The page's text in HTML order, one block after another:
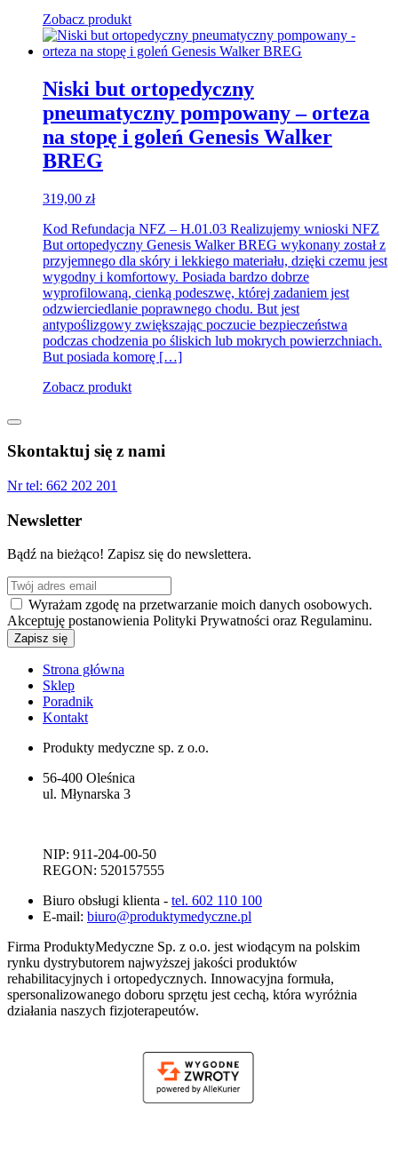
Zobacz produkt
Niski but ortopedyczny
pneumatyczny pompowany – orteza
na stopę i goleń Genesis Walker
BREG
319,00 zł
Kod Refundacja NFZ – H.01.03 Realizujemy wnioski NFZ
But ortopedyczny Genesis Walker BREG wykonany został z
przyjemnego dla skóry i lekkiego materiału, dzięki czemu jest
wygodny i komfortowy. Posiada bardzo dobrze
wyprofilowaną, cienką podeszwę, której zadaniem jest
odzwierciedlanie poprawnego chodu. But jest
antypoślizgowy zwiększając poczucie bezpieczeństwa
podczas chodzenia po śliskich lub mokrych powierzchniach.
But posiada komorę […]
Zobacz produkt
Skontaktuj się z nami
Nr tel: 662 202 201
Newsletter
Bądź na bieżąco! Zapisz się do newslettera.
Wyrażam zgodę na przetwarzanie moich danych osobowych.
Akceptuję postanowienia Polityki Prywatności oraz Regulaminu.
Strona główna
Sklep
Poradnik
Kontakt
Produkty medyczne sp. z o.o.
56-400 Oleśnica
ul. Młynarska 3
NIP: 911-204-00-50
REGON: 520157555
Biuro obsługi klienta - tel. 602 110 100
E-mail: biuro@produktymedyczne.pl
Firma ProduktyMedyczne Sp. z o.o. jest wiodącym na polskim
rynku dystrybutorem najwyższej jakości produktów
rehabilitacyjnych i ortopedycznych. Innowacyjna formuła,
spersonalizowanego doboru sprzętu jest cechą, która wyróżnia
działania naszych fizjoterapeutów.